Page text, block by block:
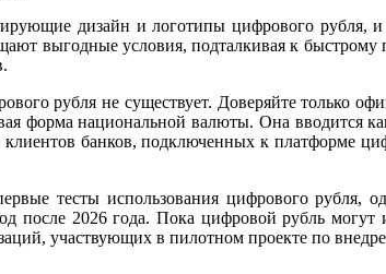
дизайн и логотипы цифрового рубля,
выгодные условия, подталкивая к
рубля не существует. Доверяйте только
форма национальной валюты. Она вводится
банков, подключенных к платформе
тесты использования цифрового рубля,
после 2026 года. Пока цифровой рубль
участвующих в пилотном проекте по